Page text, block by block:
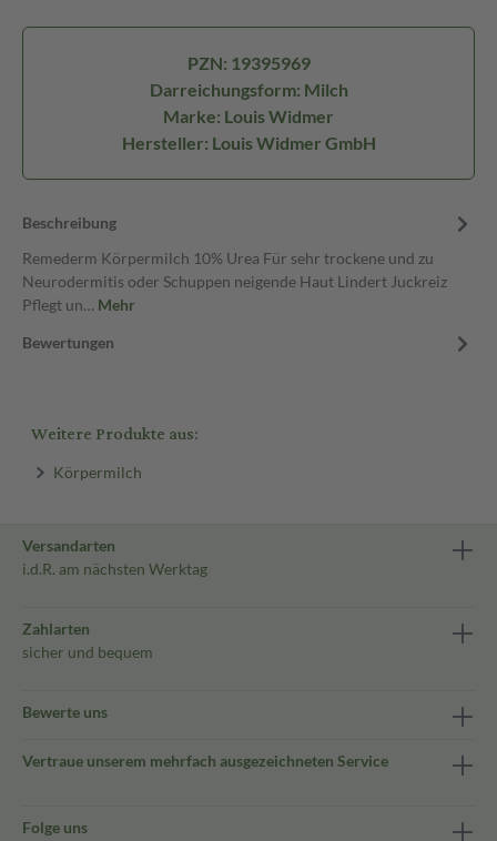
PZN: 19395969
Darreichungsform: Milch
Marke: Louis Widmer
Hersteller: Louis Widmer GmbH
Beschreibung
Remederm Körpermilch 10% Urea Für sehr trockene und zu
Neurodermitis oder Schuppen neigende Haut Lindert Juckreiz
Pflegt un… Mehr
Bewertungen
Weitere Produkte aus:
Körpermilch
Versandarten
i.d.R. am nächsten Werktag
Zahlarten
sicher und bequem
Bewerte uns
Vertraue unserem mehrfach ausgezeichneten Service
Folge uns